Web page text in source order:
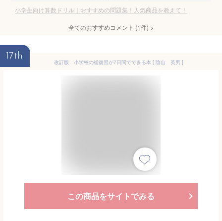
小学生向け算数ドリル｜おすすめの問題集！人気商品を教えて！
全てのおすすめコメント (1件) >
17th
改訂版 小学校の総復習が7日間でできる本 [ 陰山 英男 ]
この商品をサイトでみる